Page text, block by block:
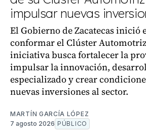
impulsar nuevas
El Gobierno de Zacatecas inició
conformar el Clúster
iniciativa busca fortalecer la
impulsar la innovación,
especializado y crear
nuevas inversiones al sector.
MARTÍN GARCÍA LÓPEZ
7 agosto 2026 PÚBLICO